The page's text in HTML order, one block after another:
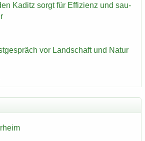
Ka­ditz sorgt für Ef­fi­zi­enz und sau­
vor Land­schaft und Natur